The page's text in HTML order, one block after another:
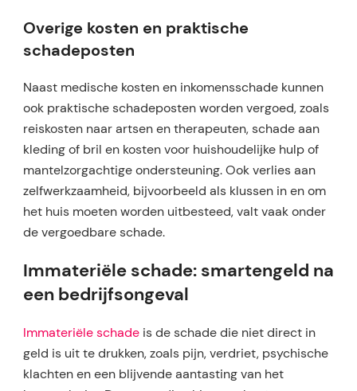
Overige kosten en praktische
schadeposten
Naast medische kosten en inkomensschade kunnen
ook praktische schadeposten worden vergoed, zoals
reiskosten naar artsen en therapeuten, schade aan
kleding of bril en kosten voor huishoudelijke hulp of
mantelzorgachtige ondersteuning. Ook verlies aan
zelfwerkzaamheid, bijvoorbeeld als klussen in en om
het huis moeten worden uitbesteed, valt vaak onder
de vergoedbare schade.​
Immateriële schade: smartengeld na
een bedrijfsongeval
Immateriële schadeis de schade die niet direct in
geld is uit te drukken, zoals pijn, verdriet, psychische
klachten en een blijvende aantasting van het